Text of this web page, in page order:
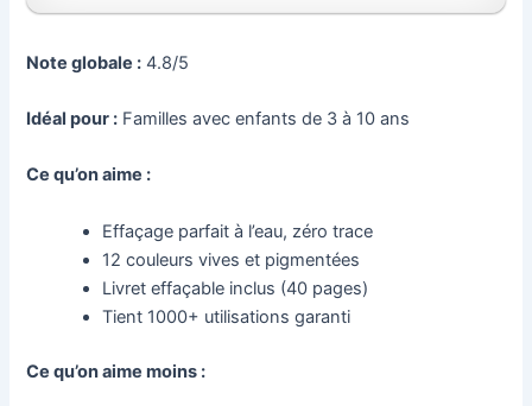
Note globale : 4.8/5
Idéal pour : Familles avec enfants de 3 à 10 ans
Ce qu’on aime :
Effaçage parfait à l’eau, zéro trace
12 couleurs vives et pigmentées
Livret effaçable inclus (40 pages)
Tient 1000+ utilisations garanti
Ce qu’on aime moins :